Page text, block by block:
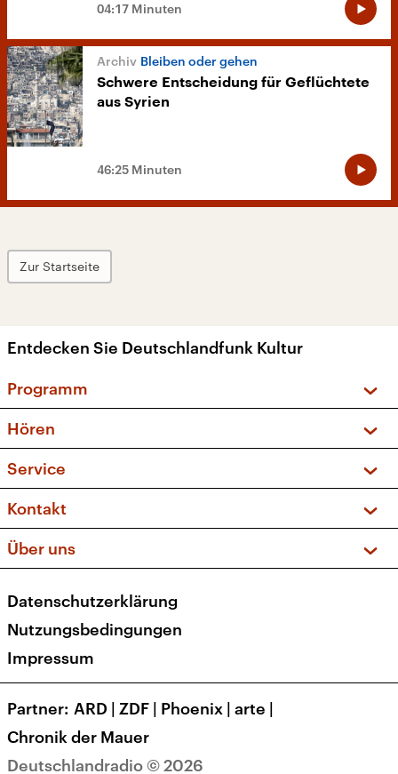
04:17 Minuten
Bleiben oder gehen
Schwere Entscheidung für Geflüchtete
aus Syrien
46:25 Minuten
Zur Startseite
Entdecken Sie Deutschlandfunk Kultur
Programm
Sendungen und Podcasts
Musikliste
Kakadu – Das Kinderprogramm
Hören
Frequenzen (UKW + DAB+)
Service
FAQ
Apps
Newsletter
Kontakt
Social Media
Über uns
Presse
Karriere
Transparenz
Deutschlandradio © 2026
Datenschutzerklärung
Nutzungsbedingungen
Impressum
Partner ARD | ZDF | Phoenix | arte |
Chronik der Mauer